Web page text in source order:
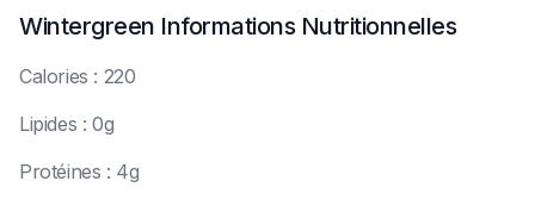
Wintergreen Informations Nutritionnelles
Calories : 220
Lipides : 0g
Protéines : 4g